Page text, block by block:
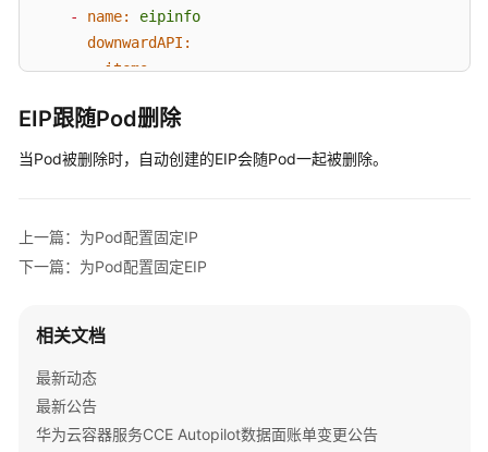
-
name:
eipinfo
downwardAPI:
items:
fieldRef:
EIP跟随Pod删除
当Pod被删除时，自动创建的EIP会随Pod一起被删除。
上一篇：为Pod配置固定IP
下一篇：为Pod配置固定EIP
相关文档
最新动态
最新公告
华为云容器服务CCE Autopilot数据面账单变更公告